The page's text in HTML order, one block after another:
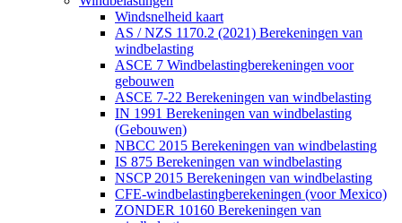
Windsnelheid kaart
AS / NZS 1170.2 (2021) Berekeningen van
windbelasting
ASCE 7 Windbelastingberekeningen voor
gebouwen
ASCE 7-22 Berekeningen van windbelasting
IN 1991 Berekeningen van windbelasting
(Gebouwen)
NBCC 2015 Berekeningen van windbelasting
IS 875 Berekeningen van windbelasting
NSCP 2015 Berekeningen van windbelasting
CFE-windbelastingberekeningen (voor Mexico)
ZONDER 10160 Berekeningen van